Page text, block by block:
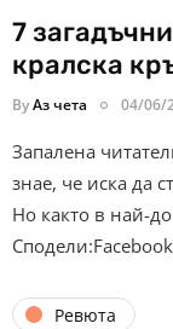
7
кралска
ByАз чета 04/06/
Запалена
знае, че иска да
Но както в най-
Ревюта